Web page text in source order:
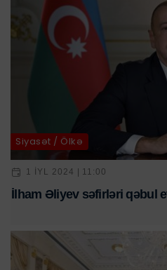
Siyasət / Ölkə
1 IYL 2024 | 11:00
İlham Əliyev səfirləri qəbul